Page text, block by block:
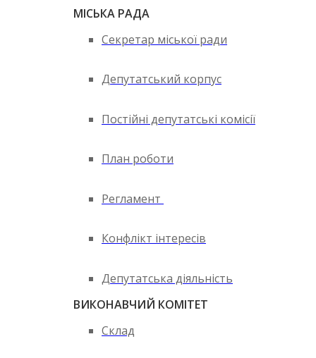
МІСЬКА РАДА
Секретар міської ради
Депутатський корпус
Постійні депутатські комісії
План роботи
Регламент
Конфлікт інтересів
Депутатська діяльність
ВИКОНАВЧИЙ КОМІТЕТ
Склад